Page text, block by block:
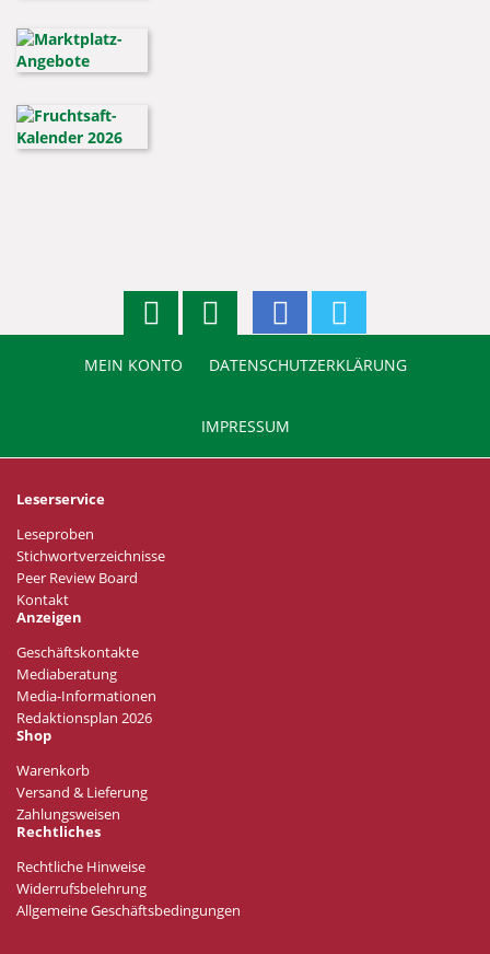
MEIN KONTO DATENSCHUTZERKLÄRUNG
IMPRESSUM
Leserservice
Leseproben
Stichwortverzeichnisse
Peer Review Board
Kontakt
Anzeigen
Geschäftskontakte
Mediaberatung
Media-Informationen
Redaktionsplan 2026
Shop
Warenkorb
Versand & Lieferung
Zahlungsweisen
Rechtliches
Rechtliche Hinweise
Widerrufsbelehrung
Allgemeine Geschäftsbedingungen